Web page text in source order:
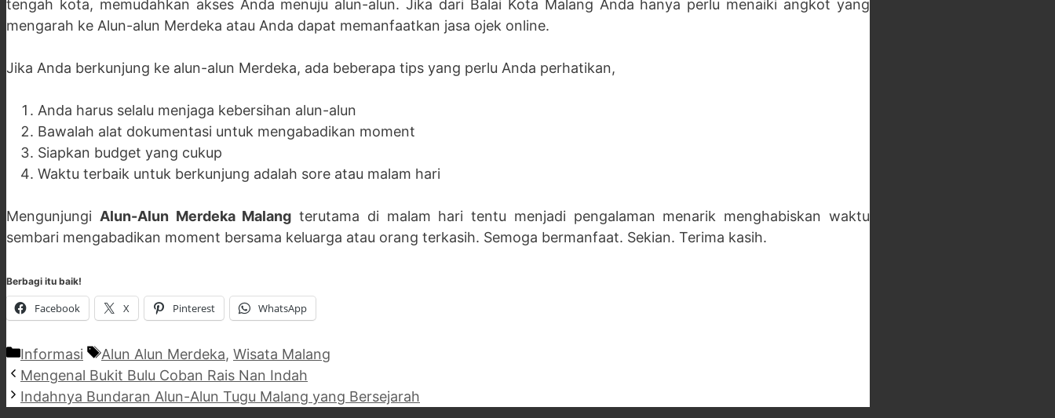
tengah kota, memudahkan akses Anda menuju alun-alun. Jika dari Balai Kota Malang Anda hanya perlu menaiki angkot yang
mengarah ke Alun-alun Merdeka atau Anda dapat memanfaatkan jasa ojek online.
Jika Anda berkunjung ke alun-alun Merdeka, ada beberapa tips yang perlu Anda perhatikan,
Anda harus selalu menjaga kebersihan alun-alun
Bawalah alat dokumentasi untuk mengabadikan moment
Siapkan budget yang cukup
Waktu terbaik untuk berkunjung adalah sore atau malam hari
Mengunjungi Alun-Alun Merdeka Malang terutama di malam hari tentu menjadi pengalaman menarik menghabiskan waktu
sembari mengabadikan moment bersama keluarga atau orang terkasih. Semoga bermanfaat. Sekian. Terima kasih.
Berbagi itu baik!
Facebook X Pinterest WhatsApp
Categories
Informasi Tags
Alun Alun Merdeka, Wisata Malang
Mengenal Bukit Bulu Coban Rais Nan Indah
Indahnya Bundaran Alun-Alun Tugu Malang yang Bersejarah